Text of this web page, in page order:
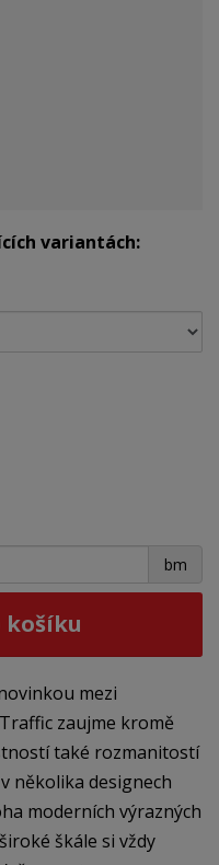
variantách:
bm
+ -
košíku
mezi
zaujme kromě
také rozmanitostí
několika designech
moderních výrazných
škále si vždy